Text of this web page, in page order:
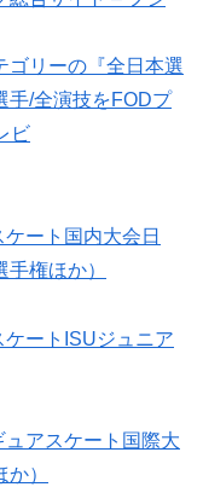
ゴリーの『全日本選
手/全演技をFODプ
ビ
ート国内大会日
権ほか）
ートISUジュニア
アスケート国際大
）